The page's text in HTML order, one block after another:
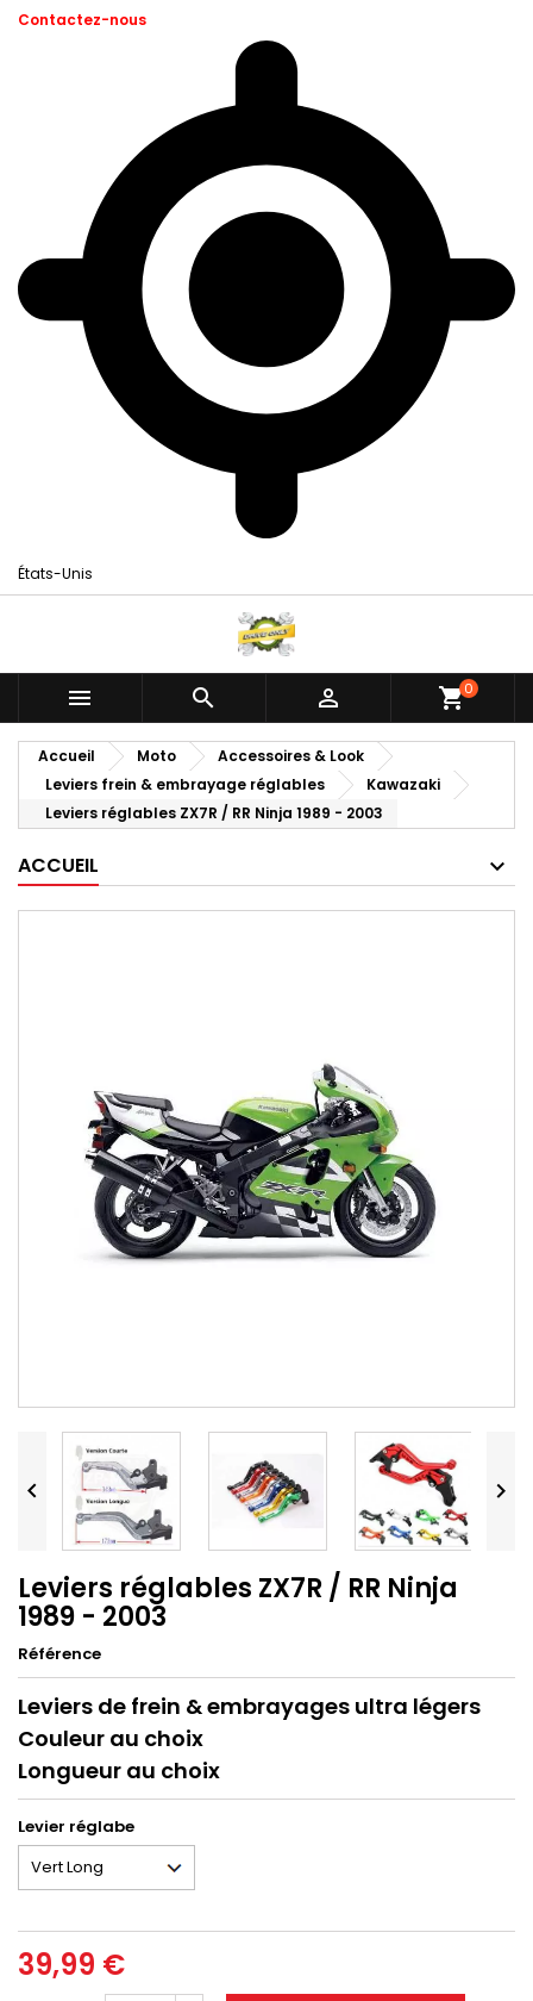
Contactez-nous
États-Unis
   shopping_cart0
Accueil Moto
Accessoires & Look
Leviers frein & embrayage réglables
Kawazaki
Leviers réglables ZX7R / RR Ninja 1989 - 2003
ACCUEIL
 
Leviers réglables ZX7R / RR Ninja
1989 - 2003
Référence
Leviers de frein & embrayages ultra légers
Couleur au choix
Longueur au choix
Levier réglabe
39,99 €